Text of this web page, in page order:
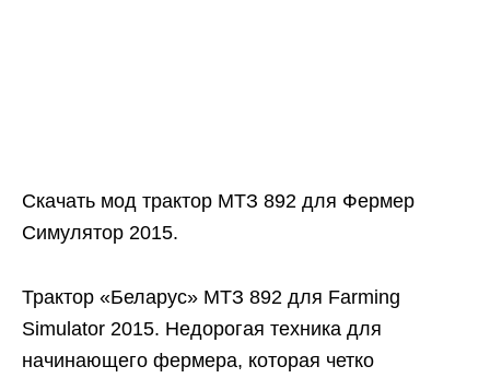
Скачать мод трактор МТЗ 892 для Фермер
Симулятор 2015.
Трактор «Беларус» МТЗ 892 для Farming
Simulator 2015. Недорогая техника для
начинающего фермера, которая четко